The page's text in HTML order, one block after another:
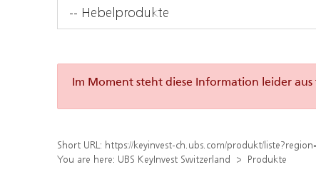
-- Hebelprodukte
Im Moment steht diese Information leider
Short URL: https://keyinvest-ch.ubs.com/produkt/
You are here: UBS KeyInvest Switzerland Produkte